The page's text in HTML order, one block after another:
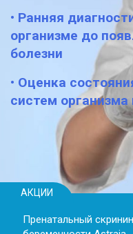
• Ранняя
организме до
болезни
• Оценка
систем
АКЦИИ
Пренатальный